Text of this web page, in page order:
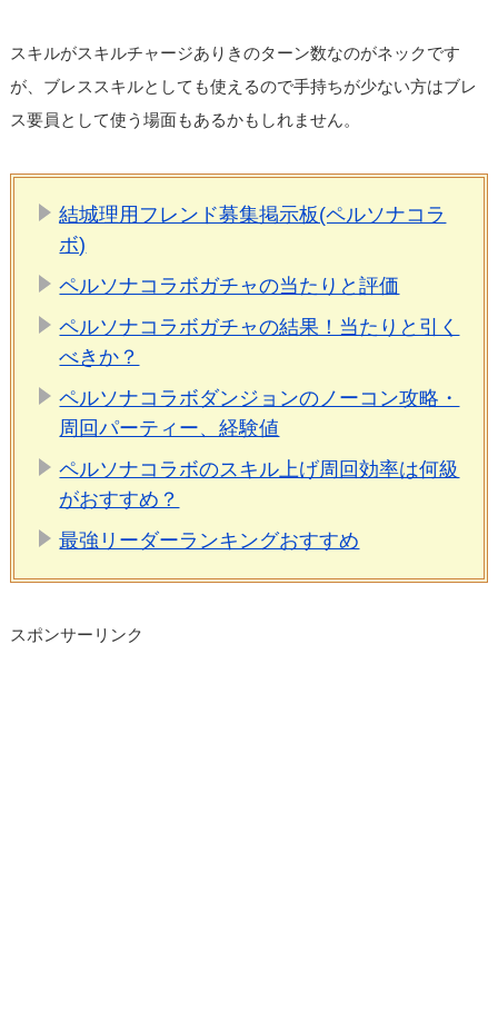
スキルがスキルチャージありきのターン数なのがネックです
が、ブレススキルとしても使えるので手持ちが少ない方はブレ
ス要員として使う場面もあるかもしれません。
結城理用フレンド募集掲示板(ペルソナコラ
ボ)
ペルソナコラボガチャの当たりと評価
ペルソナコラボガチャの結果！当たりと引く
べきか？
ペルソナコラボダンジョンのノーコン攻略・
周回パーティー、経験値
ペルソナコラボのスキル上げ周回効率は何級
がおすすめ？
最強リーダーランキングおすすめ
スポンサーリンク